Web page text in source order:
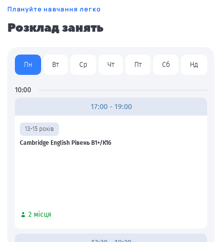
Плануйте навчання легко
Розклад занять
Пн Вт Ср Чт Пт Сб Нд
10:00
17:00 - 19:00
13-15 років
Cambridge English Рівень В1+/К16
2 місця